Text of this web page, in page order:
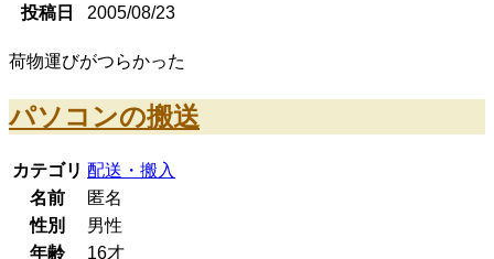
投稿日
2005/08/23
荷物運びがつらかった
パソコンの搬送
カテゴリ 配送・搬入
名前
匿名
性別
男性
年齢
16才